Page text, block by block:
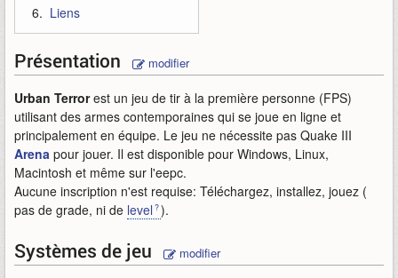
Liens
Présentation modifier
Urban Terrorest un jeu de tir à la première personne (FPS)
utilisant des armes contemporaines qui se joue en ligne et
principalement en équipe. Le jeu ne nécessite pas Quake III
Arena pour jouer. Il est disponible pour Windows, Linux,
Macintosh et même sur l'eepc.
Aucune inscription n'est requise: Téléchargez, installez, jouez (
pas de grade, ni de level ).
Systèmes de jeu modifier